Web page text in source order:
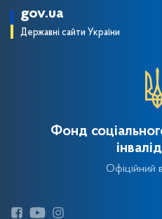
gov.ua
Державні сайти України
Фонд
Офіційний